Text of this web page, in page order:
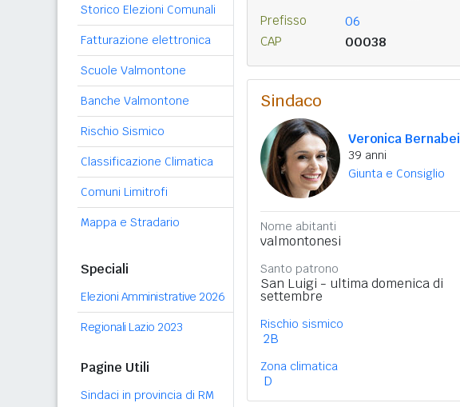
Storico Elezioni Comunali
Fatturazione elettronica
Scuole Valmontone
Banche Valmontone
Rischio Sismico
Classificazione Climatica
Comuni Limitrofi
Mappa e Stradario
Speciali
Elezioni Amministrative 2026
Regionali Lazio 2023
Pagine Utili
Sindaci in provincia di RM
Prefisso 06
CAP 00038
Sindaco
Veronica Bernabei
39 anni
Giunta e Consiglio
Nome abitanti
valmontonesi
Santo patrono
San Luigi - ultima domenica di
settembre
Rischio sismico
2B
Zona climatica
D